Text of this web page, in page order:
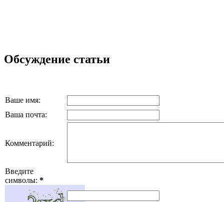
Обсуждение статьи
Ваше имя:
Ваша почта:
Комментарий:
Введите
символы: *